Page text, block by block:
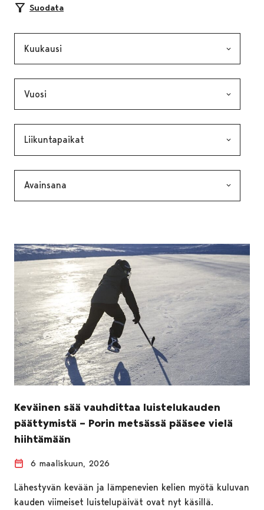
Suodata
Keväinen sää vauhdittaa luistelukauden
päättymistä – Porin metsässä pääsee vielä
hiihtämään
6 maaliskuun, 2026
Lähestyvän kevään ja lämpenevien kelien myötä kuluvan
kauden viimeiset luistelupäivät ovat nyt käsillä.